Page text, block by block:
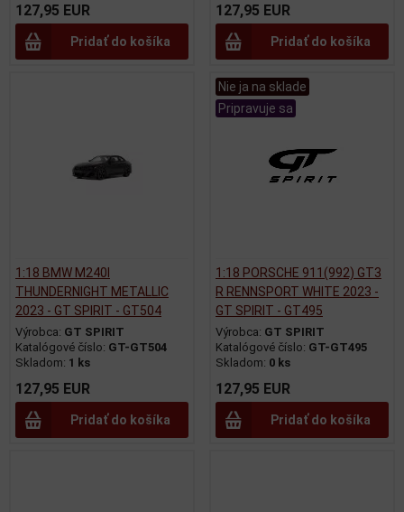
127,95 EUR
Pridať do košíka
127,95 EUR
Pridať do košíka
1:18 BMW M240I
THUNDERNIGHT METALLIC
2023 - GT SPIRIT - GT504
Výrobca: GT SPIRIT
Katalógové číslo: GT-GT504
Skladom: 1 ks
127,95 EUR
Pridať do košíka
Nie ja na sklade
Pripravuje sa
1:18 PORSCHE 911(992) GT3
R RENNSPORT WHITE 2023 -
GT SPIRIT - GT495
Výrobca: GT SPIRIT
Katalógové číslo: GT-GT495
Skladom: 0 ks
127,95 EUR
Pridať do košíka